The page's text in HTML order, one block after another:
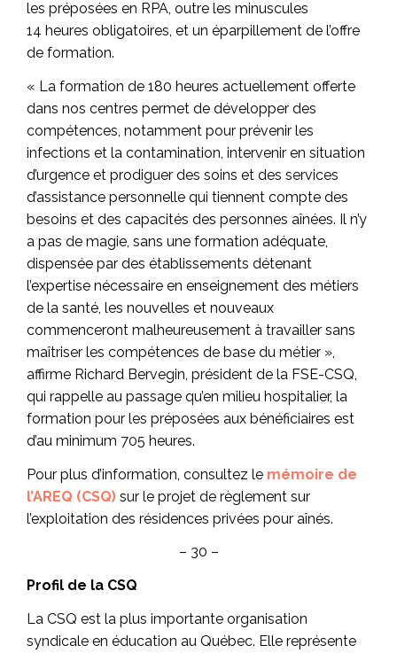
les préposées en RPA, outre les minuscules
14 heures obligatoires, et un éparpillement de l’offre
de formation.
« La formation de 180 heures actuellement offerte
dans nos centres permet de développer des
compétences, notamment pour prévenir les
infections et la contamination, intervenir en situation
d’urgence et prodiguer des soins et des services
d’assistance personnelle qui tiennent compte des
besoins et des capacités des personnes aînées. Il n’y
a pas de magie, sans une formation adéquate,
dispensée par des établissements détenant
l’expertise nécessaire en enseignement des métiers
de la santé, les nouvelles et nouveaux
commenceront malheureusement à travailler sans
maîtriser les compétences de base du métier »,
affirme Richard Bervegin, président de la FSE-CSQ,
qui rappelle au passage qu’en milieu hospitalier, la
formation pour les préposées aux bénéficiaires est
d’au minimum 705 heures.
Pour plus d’information, consultez le mémoire de
l’AREQ (CSQ) sur le projet de règlement sur
l’exploitation des résidences privées pour aînés.
– 30 –
Profil de la CSQ
La CSQ est la plus importante organisation
syndicale en éducation au Québec. Elle représente